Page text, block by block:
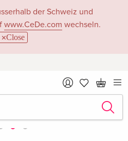
der Schweiz und
www.CeDe.com wechseln.
Close